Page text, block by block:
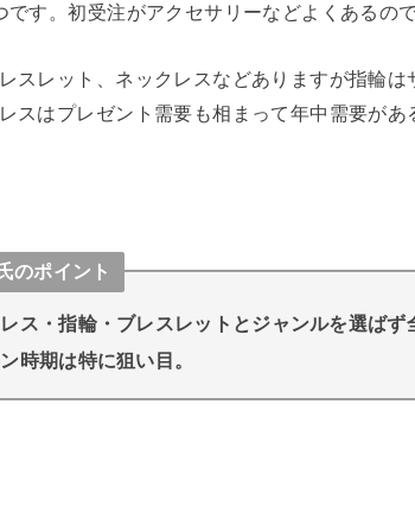
です。初受注がアクセサリーなどよくあるの
スレット、ネックレスなどありますが指輪
スはプレゼント需要も相まって年中需要が
のポイント
ス・指輪・ブレスレットとジャンルを選ば
時期は特に狙い目。